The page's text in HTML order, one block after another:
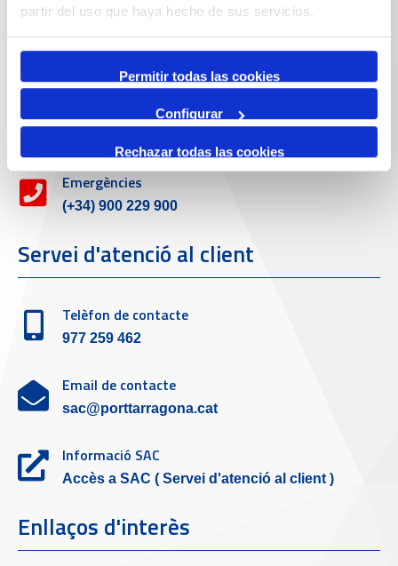
partir del uso que haya hecho de sus servicios.
Permitir todas las cookies
Configurar
Rechazar todas las cookies
Adreça
Telèfon de contacte
Emergències
(+34) 900 229 900
Servei d'atenció al client
Telèfon de contacte
977 259 462
Email de contacte
sac@porttarragona.cat
Informació SAC
Accès a SAC ( Servei d'atenció al client )
Enllaços d'interès